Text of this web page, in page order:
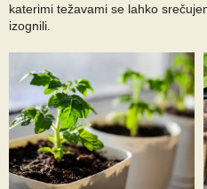
katerimi težavami se lahko
izognili.